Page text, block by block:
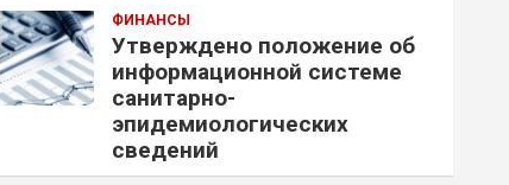
ФИНАНСЫ
Утверждено положение об
информационной системе
санитарно-
эпидемиологических
сведений